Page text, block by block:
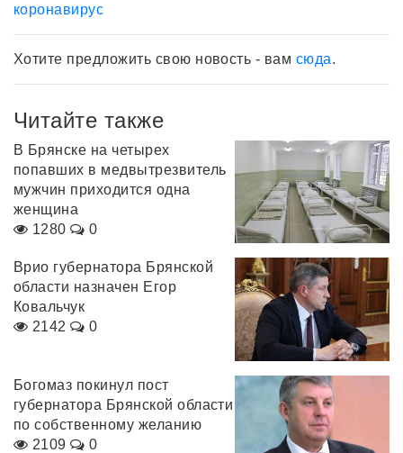
коронавирус
Хотите предложить свою новость - вам сюда.
Читайте также
В Брянске на четырех
попавших в медвытрезвитель
мужчин приходится одна
женщина
1280
0
Врио губернатора Брянской
области назначен Егор
Ковальчук
2142
0
Богомаз покинул пост
губернатора Брянской области
по собственному желанию
2109
0